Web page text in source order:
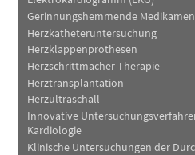
Gerinnungshemmende
Herzkatheteruntersuchung
Herzklappenprothesen
Herzschrittmacher-Therapie
Herztransplantation
Herzultraschall
Innovative
Kardiologie
Klinische Untersuchungen der